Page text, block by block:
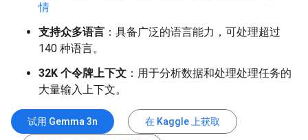
情
支持众多语言 ：具备广泛的语言能力，可处理超过
140 种语言。
32K 个令牌上下文 ：用于分析数据和处理处理任务的
大量输入上下文。
试用 Gemma 3n 在 Kaggle 上获取